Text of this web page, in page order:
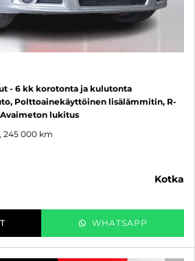
- 6 kk korotonta ja kulutonta
Polttoainekäyttöinen lisälämmitin, R-
lukitus
245 000 km
kotka
WHATSAPP